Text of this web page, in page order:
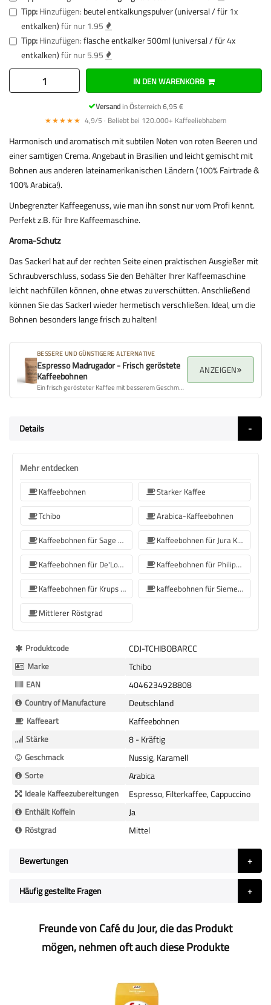
Tipp:Hinzufügen: beutel entkalkungspulver (universal / für 1x
entkalken)für nur 1.95
Tipp:Hinzufügen:flasche entkalker 500ml (universal / für 4x
entkalken)für nur 5.95
IN DEN WARENKORB
Versandin Österreich 6,95 €
★★★★★ 4,9/5 · Beliebt bei 120.000+ Kaffeeliebhabern
Harmonisch und aromatisch mit subtilen Noten von roten Beeren und
einer samtigen Crema. Angebaut in Brasilien und leicht gemischt mit
Bohnen aus anderen lateinamerikanischen Ländern (100% Fairtrade &
100% Arabica!).
Unbegrenzter Kaffeegenuss, wie man ihn sonst nur vom Profi kennt.
Perfekt z.B. für Ihre Kaffeemaschine.
Aroma-Schutz
Das Sackerl hat auf der rechten Seite einen praktischen Ausgießer mit
Schraubverschluss, sodass Sie den Behälter Ihrer Kaffeemaschine
leicht nachfüllen können, ohne etwas zu verschütten. Anschließend
können Sie das Sackerl wieder hermetisch verschließen. Ideal, um die
Bohnen besonders lange frisch zu halten!
BESSERE UND GÜNSTIGERE ALTERNATIVE
Espresso Madrugador - Frisch geröstete
Kaffeebohnen
Ein frisch gerösteter Kaffee mit besserem Geschmacksprofil, Aroma und Gesamtqualität.
ANZEIGEN
Details
Mehr entdecken
Kaffeebohnen
Starker Kaffee
Tchibo
Arabica-Kaffeebohnen
Kaffeebohnen für Sage Kaffeemaschinen
Kaffeebohnen für Jura Kaffeemaschinen
Kaffeebohnen für De'Longhi Kaffeemaschine
Kaffeebohnen für Philips Kaffeemaschine
Kaffeebohnen für Krups Kaffeemaschine
kaffeebohnen für Siemens-Kaffeemaschine
Mittlerer Röstgrad
Mehr
Informationen
Produktcode CDJ-TCHIBOBARCC
Marke Tchibo
EAN 4046234928808
Country of Manufacture Deutschland
Kaffeeart Kaffeebohnen
Stärke 8 - Kräftig
Geschmack Nussig, Karamell
Sorte Arabica
Ideale Kaffeezubereitungen Espresso, Filterkaffee, Cappuccino
Enthält Koffein Ja
Röstgrad Mittel
Bewertungen
Häufig gestellte Fragen
Freunde von Café du Jour, die das Produkt
mögen, nehmen oft auch diese Produkte